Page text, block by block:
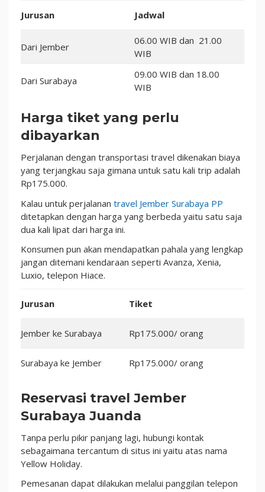
Jurusan Jadwal
Dari Jember
06.00 WIB dan 21.00
WIB
Dari Surabaya
09.00 WIB dan 18.00
WIB
Harga tiket yang perlu
dibayarkan
Perjalanan dengan transportasi travel dikenakan biaya
yang terjangkau saja gimana untuk satu kali trip adalah
Rp175.000.
Kalau untuk perjalanan travel Jember Surabaya PP
ditetapkan dengan harga yang berbeda yaitu satu saja
dua kali lipat dari harga ini.
Konsumen pun akan mendapatkan pahala yang lengkap
jangan ditemani kendaraan seperti Avanza, Xenia,
Luxio, telepon Hiace.
Jurusan Tiket
Jember ke Surabaya Rp175.000/ orang
Surabaya ke Jember Rp175.000/ orang
Reservasi travel Jember
Surabaya Juanda
Tanpa perlu pikir panjang lagi, hubungi kontak
sebagaimana tercantum di situs ini yaitu atas nama
Yellow Holiday.
Pemesanan dapat dilakukan melalui panggilan telepon